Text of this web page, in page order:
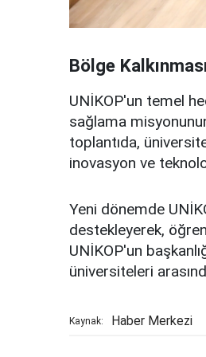
Bölge
UNİKOP'un temel
sağlama
toplantıda,
inovasyon ve
Yeni dönemde
destekleyerek,
UNİKOP'un
üniversiteleri
Kaynak: Haber Merkezi